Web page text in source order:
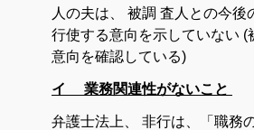
人 の夫は 被調 査人 との今後
行使する意向 を示していない (
意向を確認している)
イ 業務関連性がないこと
弁護士法 上 非行は 「 職務